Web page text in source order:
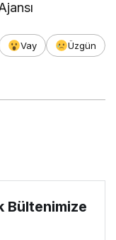
Vay
Üzgün
Bültenimize